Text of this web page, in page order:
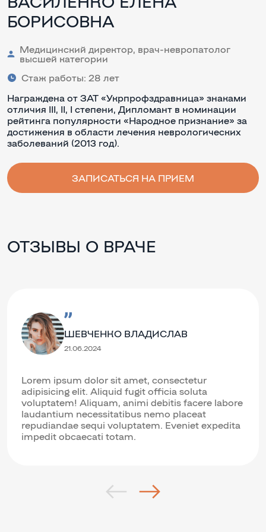
БОРИСОВНА
Медицинский директор, врач-невропатолог
высшей категории
Стаж работы: 28 лет
Награждена от ЗАТ «Укрпрофздравница» знаками
отличия III, II, I степени, Дипломант в номинации
рейтинга популярности «Народное признание» за
достижения в области лечения неврологических
заболеваний (2013 год).
ЗАПИСАТЬСЯ НА ПРИЕМ
ОТЗЫВЫ О ВРАЧЕ
ШЕВЧЕНКО ВЛАДИСЛАВ
21.06.2024
Lorem ipsum dolor sit amet, consectetur
adipisicing elit. Aliquid fugit officia soluta
voluptatem! Aliquam, animi debitis facere labore
laudantium necessitatibus nemo placeat
repudiandae sequi voluptatem. Eveniet expedita
impedit obcaecati totam.